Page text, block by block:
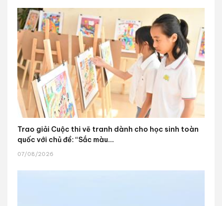
Trao giải Cuộc thi vẽ tranh dành cho học sinh toàn
quốc với chủ đề: “Sắc màu...
07/08/2026